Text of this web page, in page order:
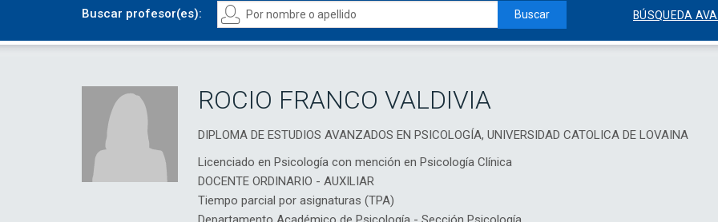
Buscar profesor(es): Buscar BÚSQUEDA
ROCIO FRANCO VALDIVIA
DIPLOMA DE ESTUDIOS AVANZADOS EN PSICOLOGÍA, UNIVERSIDAD CATOLICA DE LOVAINA
Licenciado en Psicología con mención en Psicología Clínica
DOCENTE ORDINARIO - AUXILIAR
Tiempo parcial por asignaturas (TPA)